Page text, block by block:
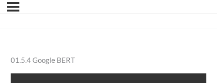
01.5.4 Google BERT